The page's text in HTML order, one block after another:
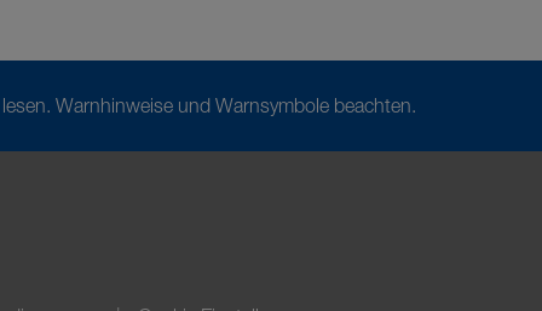
Warnhinweise und Warnsymbole beachten.